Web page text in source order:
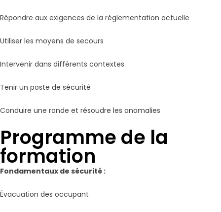
Répondre aux exigences de la réglementation actuelle
Utiliser les moyens de secours
Intervenir dans différents contextes
Tenir un poste de sécurité
Conduire une ronde et résoudre les anomalies
Programme de la
formation
Fondamentaux de sécurité :
Évacuation des occupant